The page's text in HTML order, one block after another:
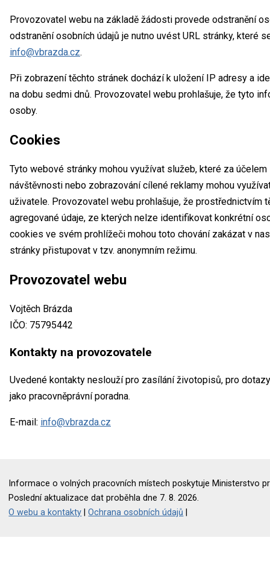
Provozovatel webu na základě žádosti provede odstranění
odstranění osobních údajů je nutno uvést URL stránky, které
info@vbrazda.cz.
Při zobrazení těchto stránek dochází k uložení IP adresy a
na dobu sedmi dnů. Provozovatel webu prohlašuje, že tyto
osoby.
Cookies
Tyto webové stránky mohou využívat služeb, které za
návštěvnosti nebo zobrazování cílené reklamy mohou
uživatele. Provozovatel webu prohlašuje, že prostřednictvím
agregované údaje, ze kterých nelze identifikovat konkrétní
cookies ve svém prohlížeči mohou toto chování zakázat v
stránky přistupovat v tzv. anonymním režimu.
Provozovatel webu
Vojtěch Brázda
IČO: 75795442
Kontakty na provozovatele
Uvedené kontakty neslouží pro zasílání životopisů, pro
jako pracovněprávní poradna.
E-mail: info@vbrazda.cz
Informace o volných pracovních místech poskytuje Ministerstvo
Poslední aktualizace dat proběhla dne 7. 8. 2026.
O webu a kontakty |Ochrana osobních údajů